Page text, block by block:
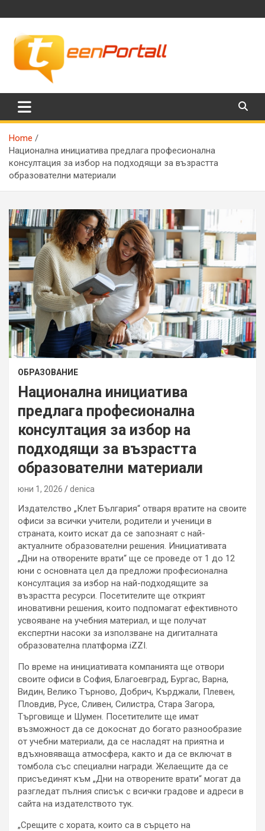
to
TeenPortall
Home
Национална инициатива предлага професионална
консултация за избор на подходящи за възрастта
образователни материали
ОБРАЗОВАНИЕ
Национална инициатива
предлага професионална
консултация за избор на
подходящи за възрастта
образователни материали
юни 1, 2026 denica
Издателство „Клет България“ отваря вратите на своите
офиси за всички учители, родители и ученици в
страната, които искат да се запознаят с най-
актуалните образователни решения. Инициативата
„Дни на отворените врати“ ще се проведе от 1 до 12
юни с основната цел да предложи професионална
консултация за избор на най-подходящите за
възрастта ресурси. Посетителите ще открият
иновативни решения, които подпомагат ефективното
усвояване на учебния материал, и ще получат
експертни насоки за използване на дигиталната
образователна платформа iZZI.
По време на инициативата компанията ще отвори
своите офиси в София, Благоевград, Бургас, Варна,
Видин, Велико Търново, Добрич, Кърджали, Плевен,
Пловдив, Русе, Сливен, Силистра, Стара Загора,
Търговище и Шумен. Посетителите ще имат
възможност да се докоснат до богато разнообразие
от учебни материали, да се насладят на приятна и
вдъхновяваща атмосфера, както и да се включат в
томбола със специални награди. Желаещите да се
присъединят към „Дни на отворените врати“ могат да
разгледат пълния списък с всички градове и адреси в
сайта на издателството тук.
„Срещите с хората, които са в сърцето на